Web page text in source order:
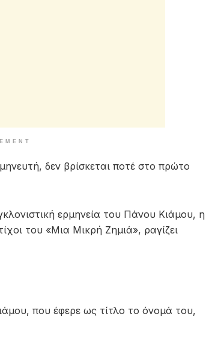
δεν βρίσκεται ποτέ στο πρώτο
ερμηνεία του Πάνου Κιάμου, η
του «Μια Μικρή Ζημιά», ραγίζει
που έφερε ως τίτλο το όνομά του,